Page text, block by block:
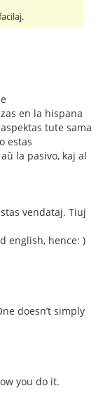
en la hispana
tute sama
estas
la pasivo, kaj al
vendataj. Tiuj
english, hence: )
doesn’t simply
you do it.